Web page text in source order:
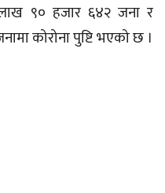
९० हजार ६४२ जना र
कोरोना पुष्टि भएको छ ।